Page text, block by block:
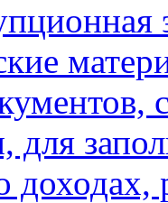
для
доходах,